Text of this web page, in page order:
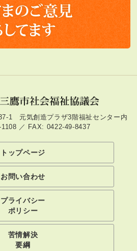
1 元気創造プラザ3階福祉センター内
／ FAX: 0422-49-8437
トップページ
お問い合わせ
プライバシー
ポリシー
苦情解決
要綱